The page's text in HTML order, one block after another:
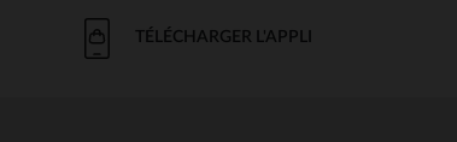
TÉLÉCHARGER L'APPLI